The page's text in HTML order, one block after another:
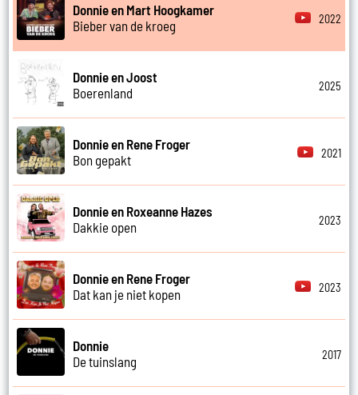
Donnie en Mart Hoogkamer
Bieber van de kroeg
2022
Donnie en Joost
Boerenland
2025
Donnie en Rene Froger
Bon gepakt
2021
Donnie en Roxeanne Hazes
Dakkie open
2023
Donnie en Rene Froger
Dat kan je niet kopen
2023
Donnie
De tuinslang
2017